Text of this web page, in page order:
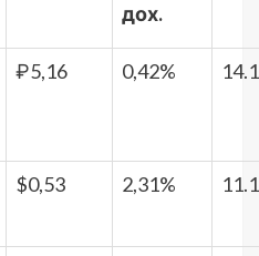
дох.
₽5,16 0,42%
$0,53 2,31%